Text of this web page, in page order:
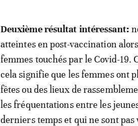
Deuxième résultat intéressant:
atteintes en post-vaccination
femmes touchés par le Covid-19.
cela signifie que les femmes ont
fêtes ou des lieux de
les fréquentations entre les
derniers temps et qui ne sont pas